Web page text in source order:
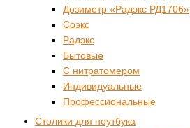
Дозиметр «Радэкс РД1706»
Соэкс
Радэкс
Бытовые
С нитратомером
Индивидуальные
Профессиональные
Столики для ноутбука